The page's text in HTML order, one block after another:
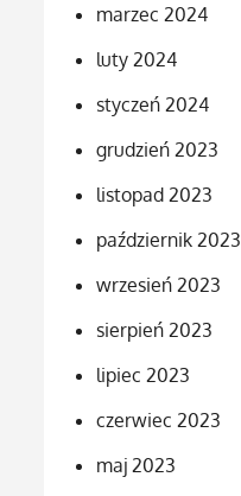
marzec 2024
luty 2024
styczeń 2024
grudzień 2023
listopad 2023
październik 2023
wrzesień 2023
sierpień 2023
lipiec 2023
czerwiec 2023
maj 2023